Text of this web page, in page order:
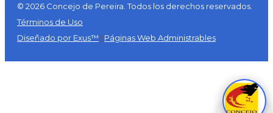
© 2026 Concejo de Pereira. Todos los derechos reservados.
Términos de Uso
Diseñado por Exus™ | Páginas Web Administrables